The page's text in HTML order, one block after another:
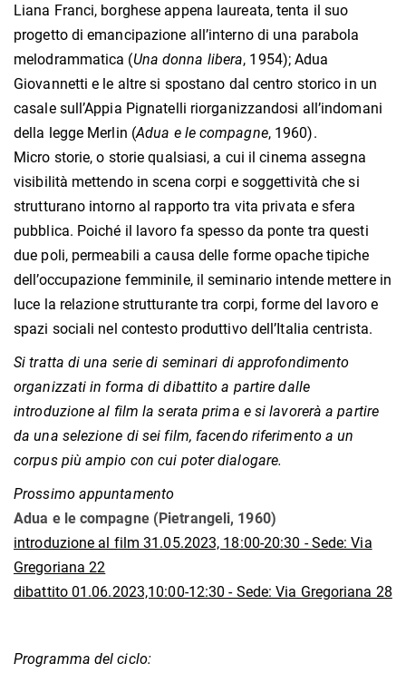
Liana Franci, borghese appena laureata, tenta il suo
progetto di emancipazione all’interno di una parabola
melodrammatica (Una donna libera, 1954); Adua
Giovannetti e le altre si spostano dal centro storico in un
casale sull’Appia Pignatelli riorganizzandosi all’indomani
della legge Merlin (Adua e le compagne, 1960).
Micro storie, o storie qualsiasi, a cui il cinema assegna
visibilità mettendo in scena corpi e soggettività che si
strutturano intorno al rapporto tra vita privata e sfera
pubblica. Poiché il lavoro fa spesso da ponte tra questi
due poli, permeabili a causa delle forme opache tipiche
dell’occupazione femminile, il seminario intende mettere in
luce la relazione strutturante tra corpi, forme del lavoro e
spazi sociali nel contesto produttivo dell’Italia centrista.
Si tratta di una serie di seminari di approfondimento
organizzati in forma di dibattito a partire dalle
introduzione al film la serata prima e si lavorerà a partire
da una selezione di sei film, facendo riferimento a un
corpus più ampio con cui poter dialogare.
Prossimo appuntamento
Adua e le compagne (Pietrangeli, 1960)
introduzione al film 31.05.2023, 18:00-20:30 - Sede: Via
Gregoriana 22
dibattito 01.06.2023,10:00-12:30 - Sede: Via Gregoriana 28
Programma del ciclo: